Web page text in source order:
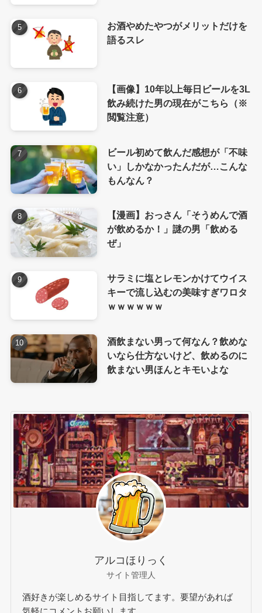
お酒やめたやつがメリットだけを
語るスレ
【画像】10年以上毎日ビールを3L
飲み続けた男の現在がこちら（※
閲覧注意）
ビール初めて飲んだ感想が「不味
い」しかなかったんだが…こんな
もんなん？
【漫画】おっさん「そうめんで酒
が飲めるか！」謎の男「飲める
ぜ」
サラミに塩とレモンかけてウイス
キーで流し込むの美味すぎワロタ
ｗｗｗｗｗｗ
酒飲まない男って何なん？飲めな
いなら仕方ないけど、飲めるのに
飲まない男ほんとキモいよな
アルコほりっく
サイト管理人
酒好きが楽しめるサイト目指してます。要望があれば